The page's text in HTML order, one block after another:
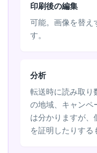
印刷後の編集
可能。画像を替え
す。
分析
転送時に読み取り
の地域、キャンペ
は分かりますが
を証明したりする